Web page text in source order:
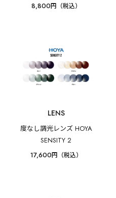
8,800円（税込）
LENS
度なし調光レンズ HOYA
SENSITY 2
17,600円（税込）